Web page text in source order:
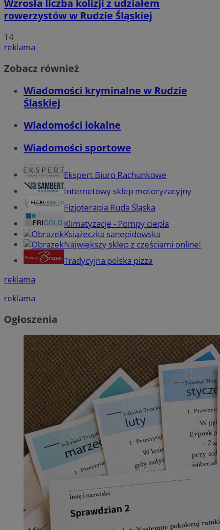
Wzrosła liczba kolizji z udziałem
rowerzystów w Rudzie Śląskiej
14
reklama
Zobacz również
Wiadomości kryminalne w Rudzie
Śląskiej
Wiadomości lokalne
Wiadomości sportowe
Ekspert Biuro Rachunkowe
Internetowy sklep motoryzacyjny
Fizjoterapia Ruda Śląska
Klimatyzacje - Pompy ciepła
Książeczka sanepidowska
Największy sklep z częściami online!
Tradycyjna polska pizza
reklama
reklama
Ogłoszenia